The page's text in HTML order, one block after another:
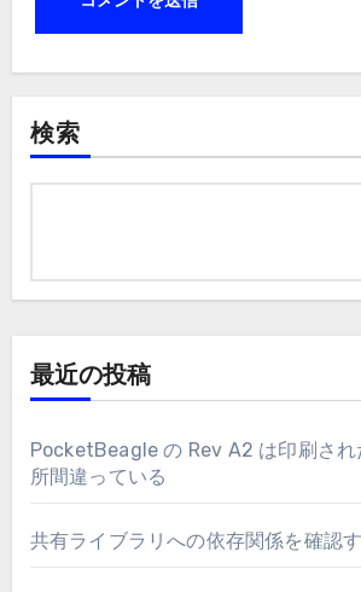
検索
最近の投稿
PocketBeagle の Rev A2 は印刷され
所間違っている
共有ライブラリへの依存関係を確認